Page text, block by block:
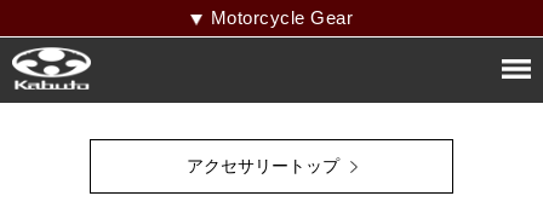
Motorcycle Gear
アクセサリートップ